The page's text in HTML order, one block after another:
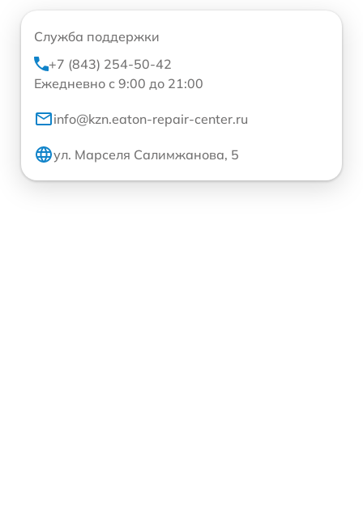
Служба поддержки
+7 (843) 254-50-42
Ежедневно с 9:00 до 21:00
info@kzn.eaton-repair-center.ru
ул. Марселя Салимжанова, 5